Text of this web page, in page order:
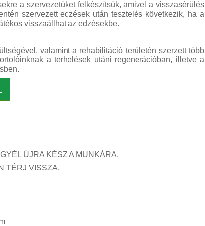
a szervezetüket felkészítsük, amivel a visszasérülés
szervezett edzések után tesztelés következik, ha a
visszaállhat az edzésekbe.
valamint a rehabilitáció területén szerzett több
a terhelések utáni regenerációban, illetve a
ÚJRA KÉSZ A MUNKÁRA,
TÉRJ VISSZA,